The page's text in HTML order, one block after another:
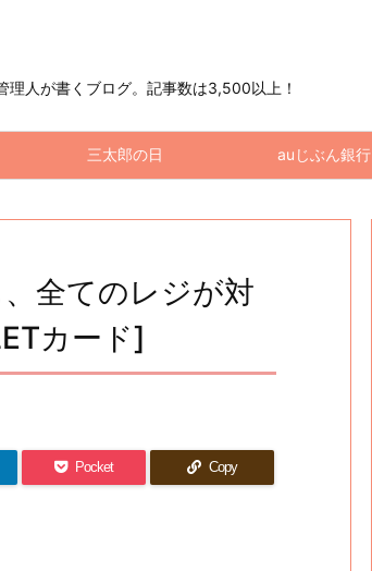
人が書くブログ。記事数は3,500以上！
三太郎の日 auじぶん銀行
全てのレジが対
カード]
Pocket Copy